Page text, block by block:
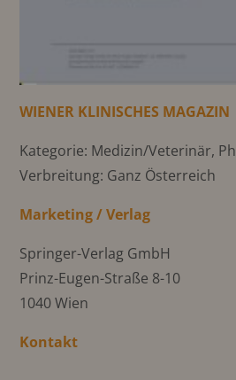
WIENER KLINISCHES MAGAZIN
Kategorie: Medizin/Veterinär,
Verbreitung: Ganz Österreich
Marketing / Verlag
Springer-Verlag GmbH
Prinz-Eugen-Straße 8-10
1040 Wien
Kontakt